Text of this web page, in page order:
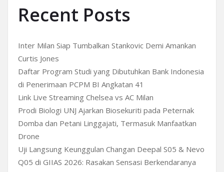
Recent Posts
Inter Milan Siap Tumbalkan Stankovic Demi Amankan
Curtis Jones
Daftar Program Studi yang Dibutuhkan Bank Indonesia
di Penerimaan PCPM BI Angkatan 41
Link Live Streaming Chelsea vs AC Milan
Prodi Biologi UNJ Ajarkan Biosekuriti pada Peternak
Domba dan Petani Linggajati, Termasuk Manfaatkan
Drone
Uji Langsung Keunggulan Changan Deepal S05 & Nevo
Q05 di GIIAS 2026: Rasakan Sensasi Berkendaranya